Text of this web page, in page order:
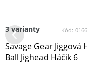
Kód:
3 varianty
Savage Gear Jiggová
Ball Jighead Háčik 6